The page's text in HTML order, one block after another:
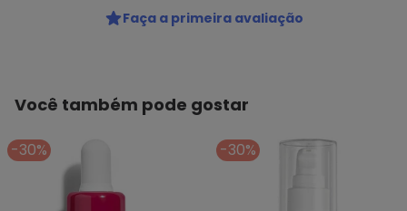
Tecido: Plastico
Composição: Aqua (water); pentylene glycol; sodium
Histórico de preços
O preço apresentado abaixo é o menor oferecido em
algum dia do mês, para o menor tamanho disponível.
agosto/2026
Faça a primeira avaliação
Você também pode gostar
-30% -30%